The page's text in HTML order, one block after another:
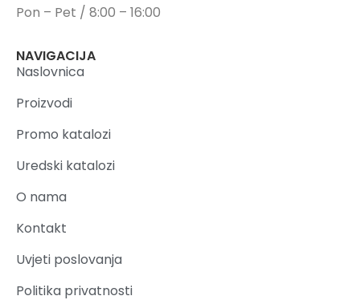
Pon – Pet / 8:00 – 16:00
NAVIGACIJA
Naslovnica
Proizvodi
Promo katalozi
Uredski katalozi
O nama
Kontakt
Uvjeti poslovanja
Politika privatnosti